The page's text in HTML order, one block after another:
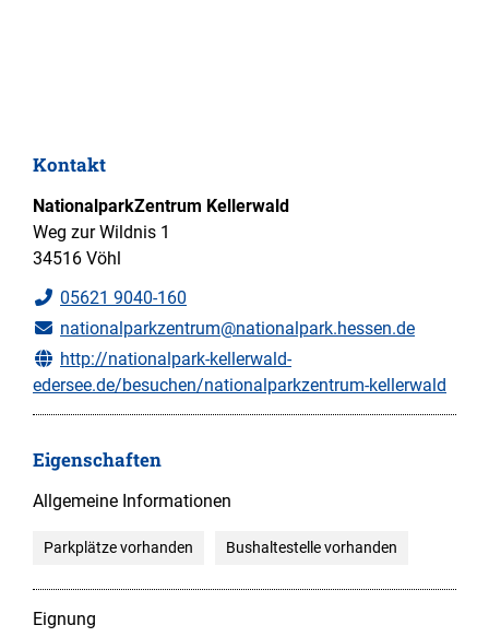
Kontakt
NationalparkZentrum Kellerwald
Weg zur Wildnis 1
34516 Vöhl
05621 9040-160
nationalparkzentrum@nationalpark.hessen.de
http://nationalpark-kellerwald-
edersee.de/besuchen/nationalparkzentrum-kellerwald
Eigenschaften
Allgemeine Informationen
Parkplätze vorhanden Bushaltestelle vorhanden
Eignung